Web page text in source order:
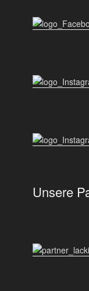
Unsere